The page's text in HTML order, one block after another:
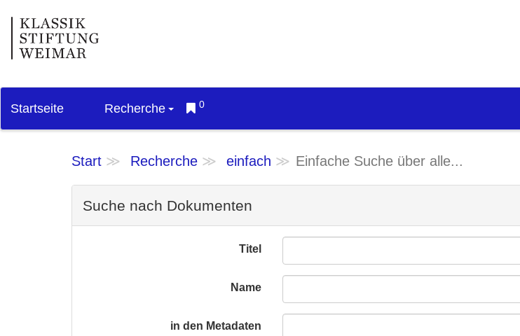
Startseite Recherche 0
Start Recherche einfach Einfache Suche über alle...
Suche nach Dokumenten
Titel
Name
in den Metadaten